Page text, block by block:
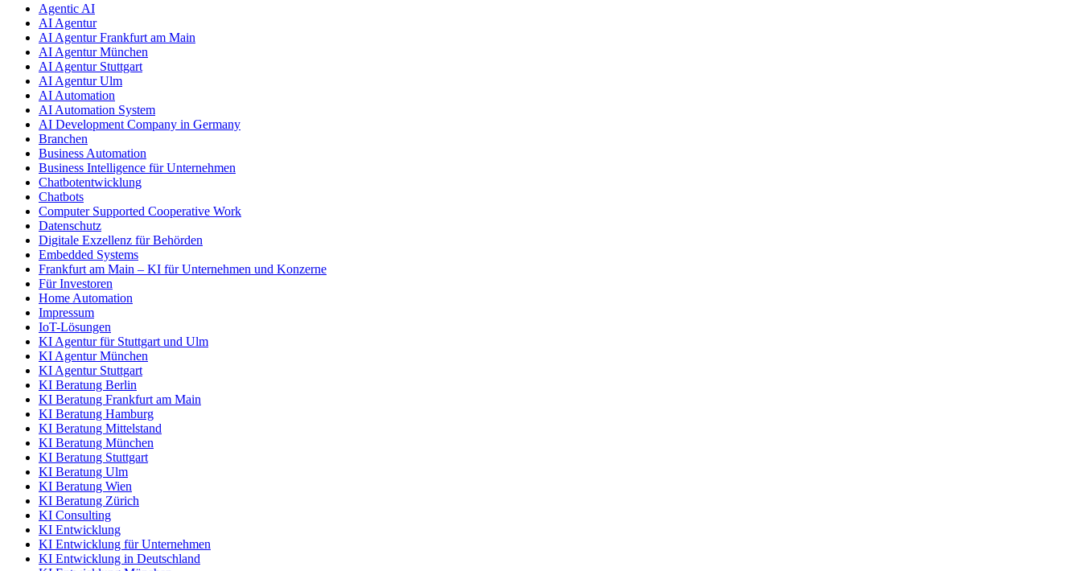
Agentic AI
AI Agentur
AI Agentur Frankfurt am Main
AI Agentur München
AI Agentur Stuttgart
AI Agentur Ulm
AI Automation
AI Automation System
AI Development Company in Germany
Branchen
Business Automation
Business Intelligence für Unternehmen
Chatbotentwicklung
Chatbots
Computer Supported Cooperative Work
Datenschutz
Digitale Exzellenz für Behörden
Embedded Systems
Frankfurt am Main – KI für Unternehmen und Konzerne
Für Investoren
Home Automation
Impressum
IoT-Lösungen
KI Agentur für Stuttgart und Ulm
KI Agentur München
KI Agentur Stuttgart
KI Beratung Berlin
KI Beratung Frankfurt am Main
KI Beratung Hamburg
KI Beratung Mittelstand
KI Beratung München
KI Beratung Stuttgart
KI Beratung Ulm
KI Beratung Wien
KI Beratung Zürich
KI Consulting
KI Entwicklung
KI Entwicklung für Unternehmen
KI Entwicklung in Deutschland